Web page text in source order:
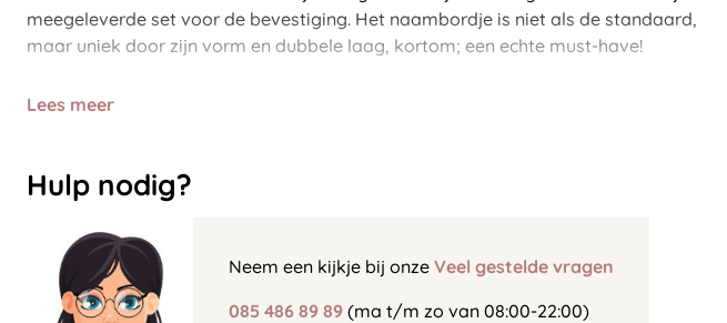
meegeleverde set voor de bevestiging. Het naambordje is niet als de standaard,
maar uniek door zijn vorm en dubbele laag, kortom; een echte must-have!
Lees meer
Hulp nodig?
Neem een kijkje bij onze Veel gestelde vragen
085 486 89 89 (ma t/m zo van 08:00-22:00)